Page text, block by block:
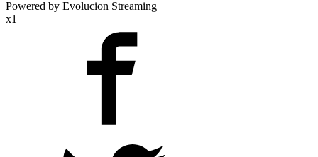
Powered by Evolucion Streaming
x1